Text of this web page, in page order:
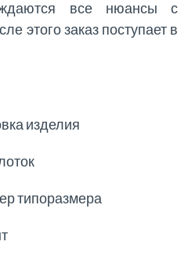
все нюансы с
этого заказ поступает в
изделия
типоразмера